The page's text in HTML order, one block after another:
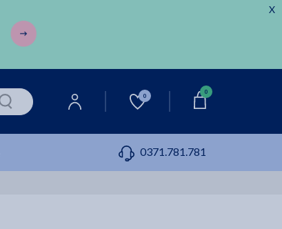
X
0
0
0371.781.781